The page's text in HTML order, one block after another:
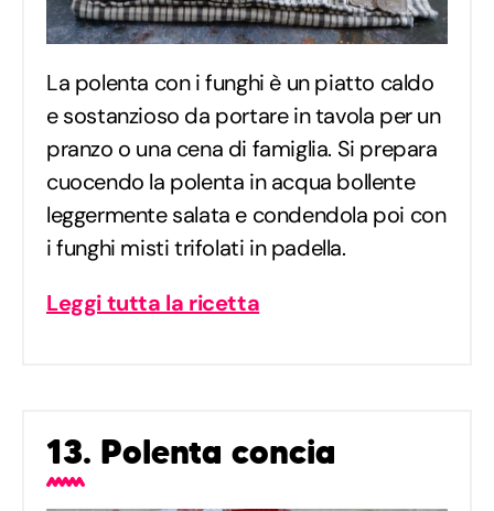
La polenta con i funghi è un piatto caldo
e sostanzioso da portare in tavola per un
pranzo o una cena di famiglia. Si prepara
cuocendo la polenta in acqua bollente
leggermente salata e condendola poi con
i funghi misti trifolati in padella.
Leggi tutta la ricetta
13. Polenta concia